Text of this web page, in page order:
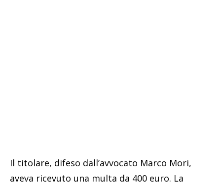
Il titolare, difeso dall’avvocato Marco Mori,
aveva ricevuto una multa da 400 euro. La